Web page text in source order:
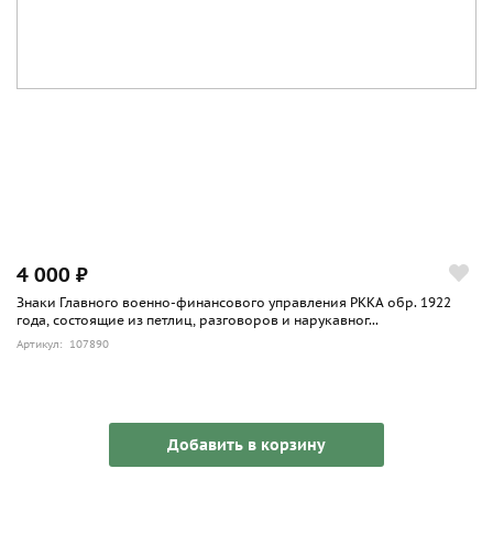
4 000 ₽
Знаки Главного военно-финансового управления РККА обр. 1922
года, состоящие из петлиц, разговоров и нарукавног...
Артикул: 107890
Добавить в корзину